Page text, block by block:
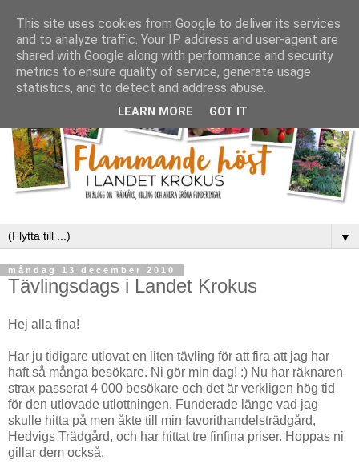
▼
måndag 13 december 2010
Tävlingsdags i Landet Krokus
Hej alla fina!
Har ju tidigare utlovat en liten tävling för att fira att jag har
haft så många besökare. Ni gör min dag! :) Nu har räknaren
strax passerat 4 000 besökare och det är verkligen hög tid
för den utlovade utlottningen. Funderade länge vad jag
skulle hitta på men åkte till min favorithandelsträdgård,
Hedvigs Trädgård, och har hittat tre finfina priser. Hoppas ni
gillar dem också.
This site uses cookies from Google to deliver its services
and to analyze traffic. Your IP address and user-agent are
shared with Google along with performance and security
metrics to ensure quality of service, generate usage
statistics, and to detect and address abuse.
LEARN MORE GOT IT